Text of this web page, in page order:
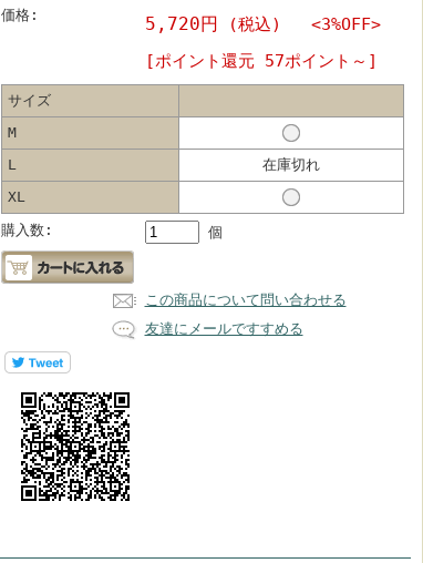
価格: 5,720円 (税込) <3%OFF>
[ポイント還元 57ポイント～]
サイズ
M
L
在庫切れ
XL
購入数:
個
この商品について問い合わせる
友達にメールですすめる